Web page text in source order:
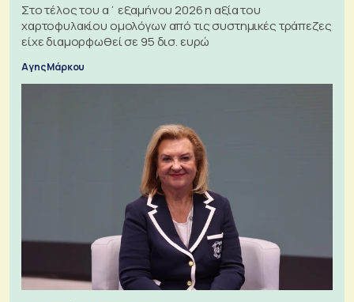
Στο τέλος του α΄ εξαμήνου 2026 η αξία του
χαρτοφυλακίου ομολόγων από τις συστημικές τράπεζες
είχε διαμορφωθεί σε 95 δισ. ευρώ
Αγης Μάρκου